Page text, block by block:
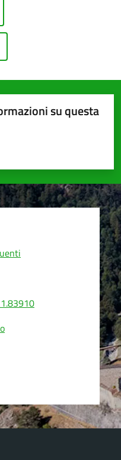
su questa
5